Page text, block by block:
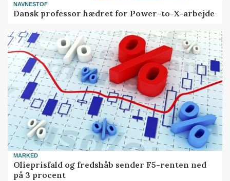
NAVNESTOF
Dansk professor hædret for Power-to-X-arbejde
MARKED
Olieprisfald og fredshåb sender F5-renten ned
på 3 procent